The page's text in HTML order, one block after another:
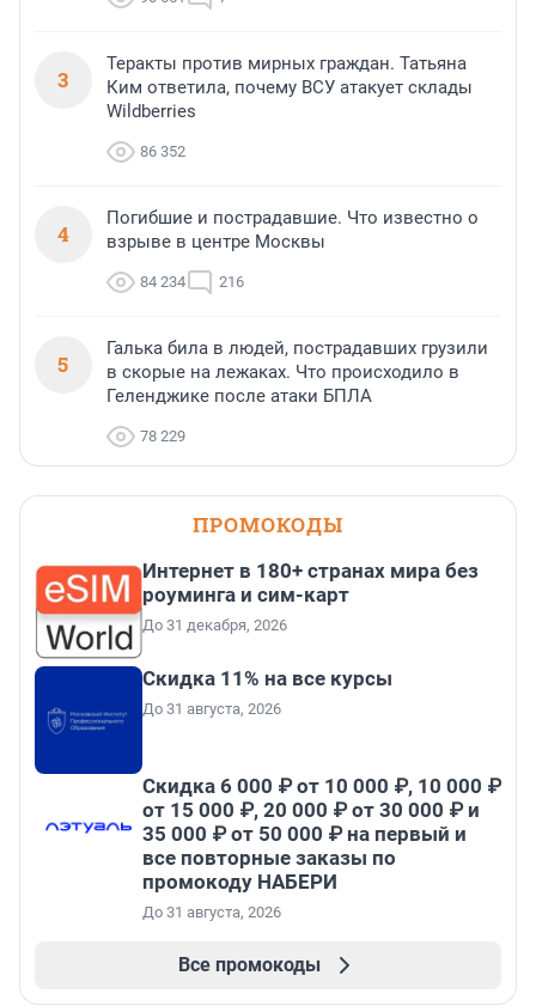
3
Теракты против мирных граждан. Татьяна
Ким ответила, почему ВСУ атакует склады
Wildberries
86 352
4
Погибшие и пострадавшие. Что известно о
взрыве в центре Москвы
84 234 216
5
Галька била в людей, пострадавших грузили
в скорые на лежаках. Что происходило в
Геленджике после атаки БПЛА
78 229
ПРОМОКОДЫ
Интернет в 180+ странах мира без
роуминга и сим-карт
До 31 декабря, 2026
Скидка 11% на все курсы
До 31 августа, 2026
Скидка 6 000 ₽ от 10 000 ₽, 10 000 ₽
от 15 000 ₽, 20 000 ₽ от 30 000 ₽ и
35 000 ₽ от 50 000 ₽ на первый и
все повторные заказы по
промокоду НАБЕРИ
До 31 августа, 2026
Все промокоды